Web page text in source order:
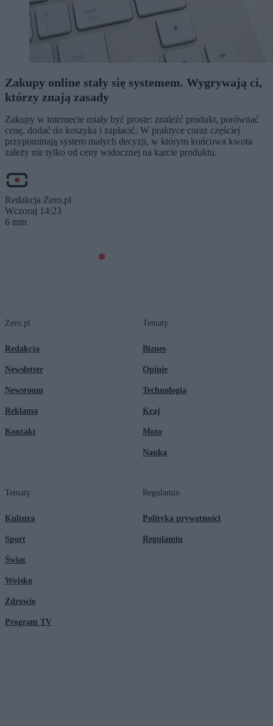
Zakupy online stały się systemem. Wygrywają ci,
którzy znają zasady
Zakupy w internecie miały być proste: znaleźć produkt, porównać
cenę, dodać do koszyka i zapłacić. W praktyce coraz częściej
przypominają system małych decyzji, w którym końcowa kwota
zależy nie tylko od ceny widocznej na karcie produktu.
Redakcja Zero.pl
Wczoraj 14:23
6 min
Zero.pl
Redakcja
Newsletter
Newsroom
Reklama
Kontakt
Tematy
Biznes
Opinie
Technologia
Kraj
Moto
Nauka
Tematy
Kultura
Sport
Świat
Wojsko
Zdrowie
Program TV
Regulamin
Polityka prywatności
Regulamin